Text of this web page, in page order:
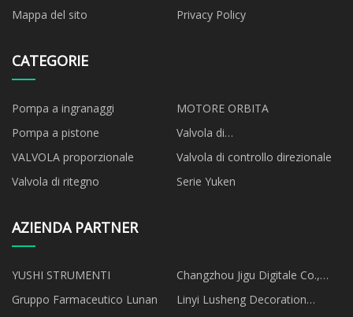
Mappa del sito
Privacy Policy
CATEGORIE
Pompa a ingranaggi
MOTORE ORBITA
Pompa a pistone
Valvola di
accensione/spegnimento
VALVOLA proporzionale
Valvola di controllo direzionale
Valvola di ritegno
Serie Yuken
AZIENDA PARTNER
YUSHI STRUMENTI
Changzhou Jigu Digitale Co.,
Ltd.
Gruppo Farmaceutico Lunan
Linyi Lusheng Decoration